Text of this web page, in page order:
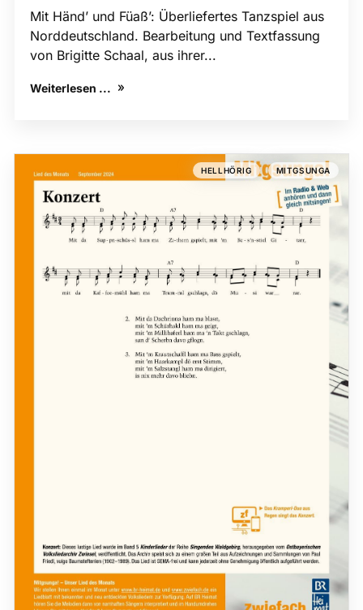
Mit Händ’ und Füaß’: Überliefertes Tanzspiel aus
Norddeutschland. Bearbeitung und Textfassung
von Brigitte Schaal, aus ihrer...
Weiterlesen ...
HELLHÖRIG , MITGSUNGA